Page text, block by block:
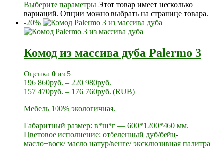
Выберите параметры Этот товар имеет несколько
вариаций. Опции можно выбрать на странице товара.
-20%
Комод из массива дуба Palermo 3
Оценка 0 из 5
196 860руб.–220 980руб.
157 470руб. – 176 760руб. (RUB)
Мебель 100% экологичная.
Габаритный размер: в*ш*г — 600*1200*460 мм.
Цветовое исполнение: отбеленный дуб/бейц-
масло+воск/ масло натур/венге/ эксклюзивная палитра